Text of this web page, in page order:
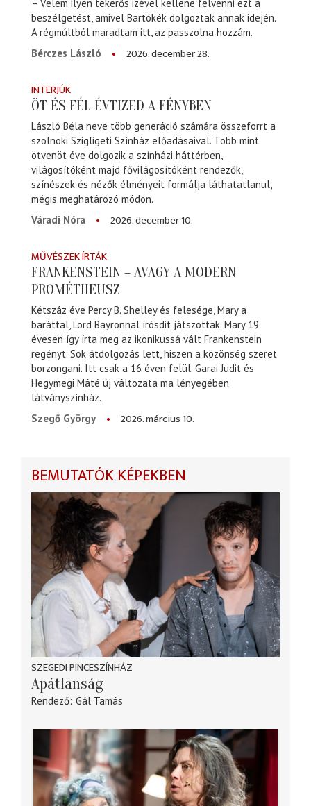
– Velem ilyen tekerős izével kellene felvenni ezt a
beszélgetést, amivel Bartókék dolgoztak annak idején.
A régmúltból maradtam itt, az passzolna hozzám.
Bérczes László
2026. december 28.
INTERJÚK
ÖT ÉS FÉL ÉVTIZED A FÉNYBEN
László Béla neve több generáció számára összeforrt a
szolnoki Szigligeti Színház előadásaival. Több mint
ötvenöt éve dolgozik a színházi háttérben,
világosítóként majd fővilágosítóként rendezők,
színészek és nézők élményeit formálja láthatatlanul,
mégis meghatározó módon.
Váradi Nóra
2026. december 10.
MŰVÉSZEK ÍRTÁK
FRANKENSTEIN – AVAGY A MODERN
PROMÉTHEUSZ
Kétszáz éve Percy B. Shelley és felesége, Mary a
baráttal, Lord Bayronnal írósdit játszottak. Mary 19
évesen így írta meg az ikonikussá vált Frankenstein
regényt. Sok átdolgozás lett, hiszen a közönség szeret
borzongani. Itt csak a 16 éven felül. Garai Judit és
Hegymegi Máté új változata ma lényegében
látványszínház.
Szegő György
2026. március 10.
BEMUTATÓK KÉPEKBEN
SZEGEDI PINCESZÍNHÁZ
Apátlanság
Rendező Gál Tamás